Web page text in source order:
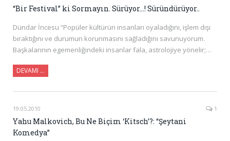
“Bir Festival” ki Sormayın. Sürüyor…! Süründürüyor..
Dündar İncesu “Popüler kültürün insanları oyaladığını, işlem dışı
bıraktığını ve durumun korunmasını sağladığını savunuyorum.
Başkalarının egemenliğindeki insanlar fala, astrolojiye yönelir;…
DEVAMI …
19.05.2010 1
Yahu Malkovich, Bu Ne Biçim ‘Kitsch’?: “Şeytani
Komedya”